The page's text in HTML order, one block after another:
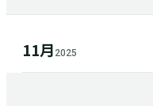
11月 2025